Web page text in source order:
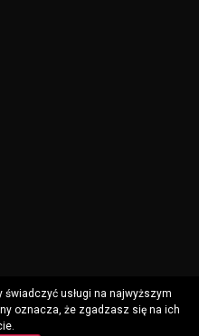
usługi na najwyższym
oznacza, że zgadzasz się na ich